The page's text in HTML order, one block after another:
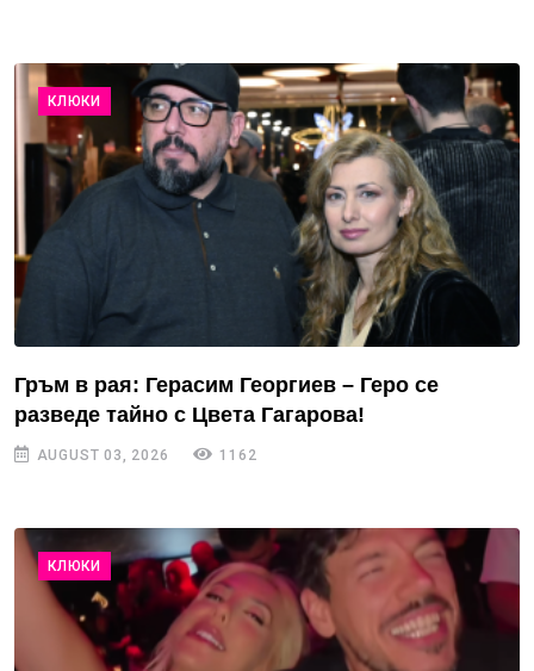
КЛЮКИ
Гръм в рая: Герасим Георгиев – Геро се
разведе тайно с Цвета Гагарова!
AUGUST 03, 2026 1162
КЛЮКИ